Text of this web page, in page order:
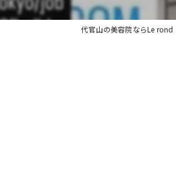
代官山の美容院ならLe rond